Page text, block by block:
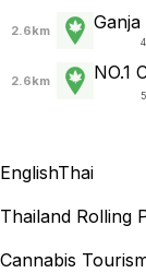
2.6km
2.6km NO.1
EnglishThai
Thailand Rolling
Cannabis